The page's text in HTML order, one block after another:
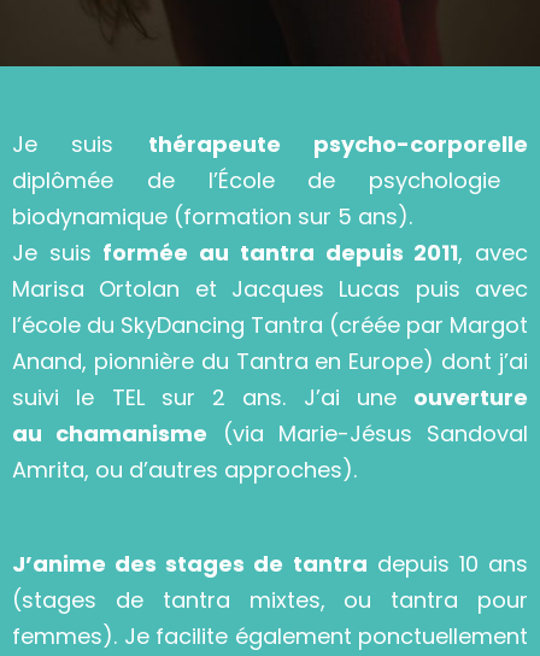
Je suis thérapeute psycho-corporelle
diplômée de l’École de psychologie
biodynamique (formation sur 5 ans).
Je suis formée au tantra depuis 2011, avec
Marisa Ortolan et Jacques Lucas puis avec
l’école du SkyDancing Tantra (créée par Margot
Anand, pionnière du Tantra en Europe) dont j’ai
suivi le TEL sur 2 ans. J’ai une ouverture
au chamanisme (via Marie-Jésus Sandoval
Amrita, ou d’autres approches).
J’anime des stages de tantra depuis 10 ans
(stages de tantra mixtes, ou tantra pour
femmes). Je facilite également ponctuellement